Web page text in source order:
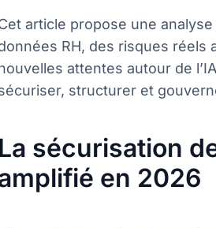
article propose une
RH, des risques
attentes autour de
structurer et
La sécurisation
en 2026